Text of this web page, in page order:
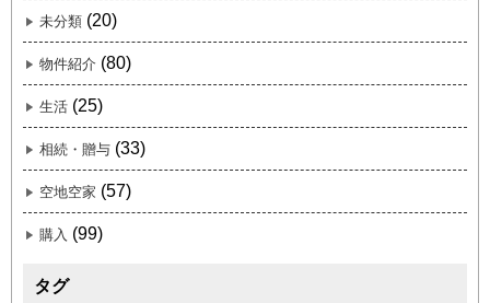
未分類 (20)
物件紹介 (80)
生活 (25)
相続・贈与 (33)
空地空家 (57)
購入 (99)
タグ